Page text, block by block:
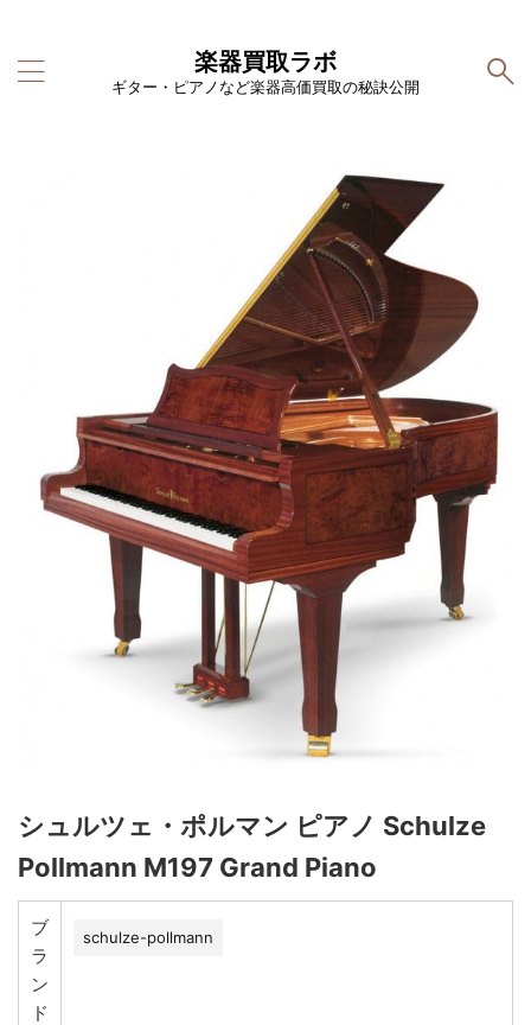
楽器買取ラボ
ギター・ピアノなど楽器高価買取の秘訣公開
シュルツェ・ポルマン ピアノ Schulze
Pollmann M197 Grand Piano
ブ
ラ
ン
ド
schulze-pollmann